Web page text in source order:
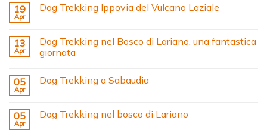
19
Apr
Dog Trekking Ippovia del Vulcano Laziale
13
Apr
Dog Trekking nel Bosco di Lariano, una fantastica
giornata
05
Apr
Dog Trekking a Sabaudia
05
Apr
Dog Trekking nel bosco di Lariano